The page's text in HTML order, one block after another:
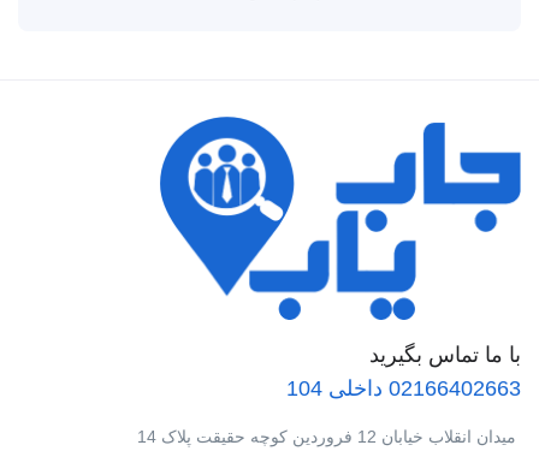
با ما تماس بگیرید
02166402663 داخلی 104